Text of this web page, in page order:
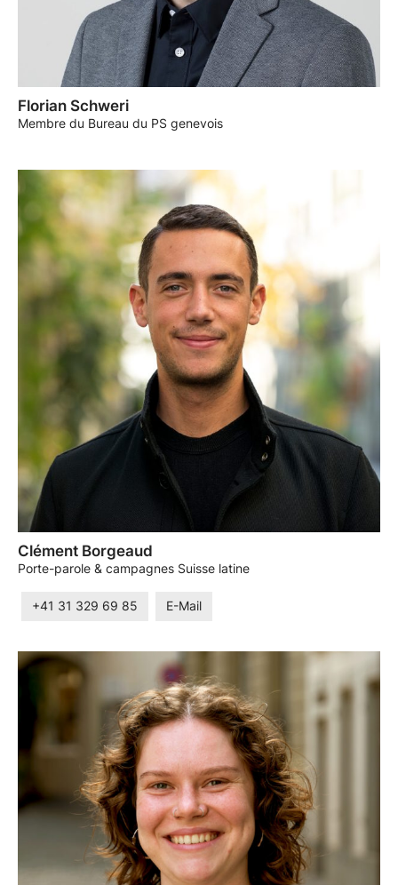
Florian Schweri
Membre du Bureau du PS genevois
Clément Borgeaud
Porte-parole & campagnes Suisse latine
+41 31 329 69 85 E-Mail